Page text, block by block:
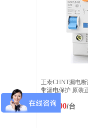
正泰CHNT漏电断
带漏电保护 原装
￥20.00/台